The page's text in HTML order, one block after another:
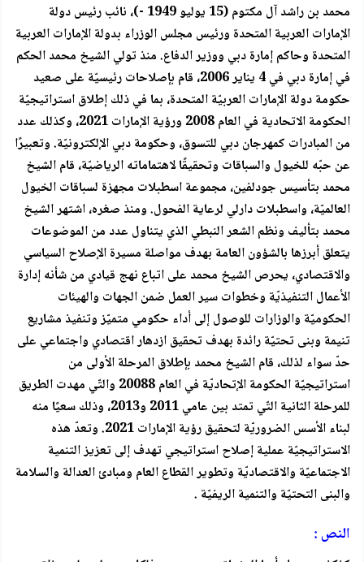
محمد بن راشد آل مكتوم (15 يوليو 1949 -)، نائب رئيس دولة
الإمارات العربية المتحدة ورئيس مجلس الوزراء بدولة الإمارات العربية
المتحدة وحاكم إمارة دبي ووزير الدفاع. منذ تولي الشيخ محمد الحكم
في إمارة دبي في 4 يناير 2006، قام بإصلاحات رئيسيّة على صعيد
حكومة دولة الإمارات العربيّة المتحدة، بما في ذلك إطلاق استراتيجيّة
الحكومة الاتحادية في العام 2008 ورؤية الإمارات 2021، وكذلك عدد
من المبادرات كمهرجان دبي للتسوق، وحكومة دبي الإلكترونيّة. وتعبيرًا
عن حبّه للخيول والسباقات وتحقيقًا لاهتماماته الرياضيّة، قام الشيخ
محمد بتأسيس جودلفين، مجموعة اسطبلات مجهزة لسباقات الخيول
العالميّة، واسطبلات دارلي لرعاية الفحول. ومنذ صغره، اشتهر الشيخ
محمد بتأليف ونظم الشعر النبطي الذي يتناول عدد من الموضوعات
يتعلق أبرزها بالشؤون العامة بهدف مواصلة مسيرة الإصلاح السياسي
والاقتصادي، يحرص الشيخ محمد على اتباع نهج قيادي من شأنه إدارة
الأعمال التنفيذيّة وخطوات سير العمل ضمن الجهات والهيئات
الحكوميّة والوزارات للوصول إلى أداء حكومي متميّز وتنفيذ مشاريع
تنيمة وبنى تحتيّة رائدة بهدف تحقيق ازدهار اقتصادي واجتماعي على
حدّ سواء لذلك، قام الشيخ محمد بإطلاق المرحلة الأولى من
استراتيجيّة الحكومة الإتحاديّة في العام 20088 والتّي مهدت الطريق
للمرحلة الثانية التّي تمتد بين عامي 2011 و2013، وذلك سعيًا منه
لبناء الأسس الضروريّة لتحقيق رؤية الإمارات 2021. وتعدّ هذه
الاستراتيجيّة عملية إصلاح استراتيجي تهدف إلى تعزيز التنمية
الاجتماعيّة والاقتصاديّة وتطوير القطاع العام ومبادئ العدالة والسلامة
والبنى التحتيّة والتنمية الريفيّة .
النص :